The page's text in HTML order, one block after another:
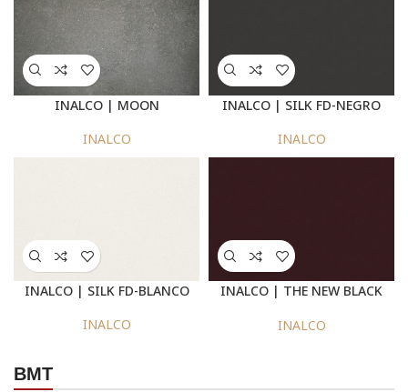
INALCO | MOON
INALCO
INALCO | SILK FD-NEGRO
INALCO
INALCO | SILK FD-BLANCO
INALCO
INALCO | THE NEW BLACK
INALCO
BMT